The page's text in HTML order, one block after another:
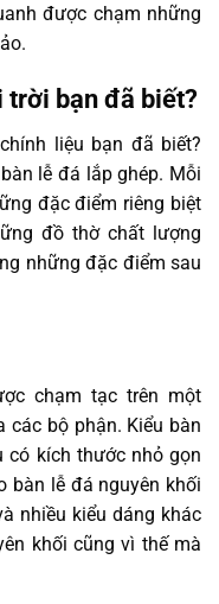
được chạm những
trời bạn đã biết?
liệu bạn đã biết?
lễ đá lắp ghép. Mỗi
đặc điểm riêng biệt
đồ thờ chất lượng
những đặc điểm sau
chạm tạc trên một
các bộ phận. Kiểu bàn
có kích thước nhỏ gọn
bàn lễ đá nguyên khối
nhiều kiểu dáng khác
khối cũng vì thế mà